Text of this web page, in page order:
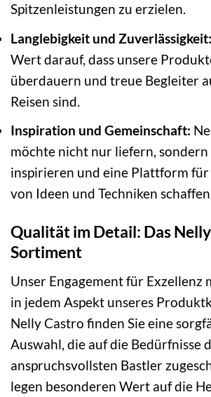
Spitzenleistungen zu erzielen.
Langlebigkeit und Zuverlässigkeit:
Wert darauf, dass unsere
überdauern und treue Begleiter
Reisen sind.
Inspiration und Gemeinschaft:
möchte nicht nur liefern, sondern
inspirieren und eine Plattform für
von Ideen und Techniken
Qualität im Detail: Das
Sortiment
Unser Engagement für Exzellenz
in jedem Aspekt unseres
Nelly Castro finden Sie eine
Auswahl, die auf die Bedürfnisse
anspruchsvollsten Bastler
legen besonderen Wert auf die